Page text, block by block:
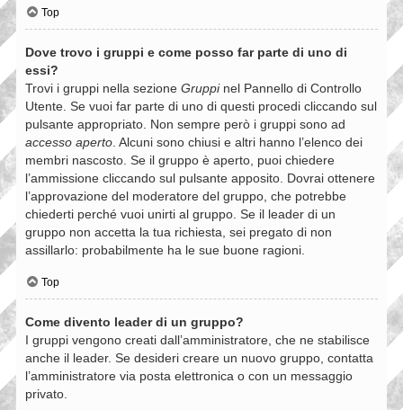
Top
Dove trovo i gruppi e come posso far parte di uno di
essi?
Trovi i gruppi nella sezione Gruppinel Pannello di Controllo
Utente. Se vuoi far parte di uno di questi procedi cliccando sul
pulsante appropriato. Non sempre però i gruppi sono ad
accesso aperto. Alcuni sono chiusi e altri hanno l’elenco dei
membri nascosto. Se il gruppo è aperto, puoi chiedere
l’ammissione cliccando sul pulsante apposito. Dovrai ottenere
l’approvazione del moderatore del gruppo, che potrebbe
chiederti perché vuoi unirti al gruppo. Se il leader di un
gruppo non accetta la tua richiesta, sei pregato di non
assillarlo: probabilmente ha le sue buone ragioni.
Top
Come divento leader di un gruppo?
I gruppi vengono creati dall’amministratore, che ne stabilisce
anche il leader. Se desideri creare un nuovo gruppo, contatta
l’amministratore via posta elettronica o con un messaggio
privato.